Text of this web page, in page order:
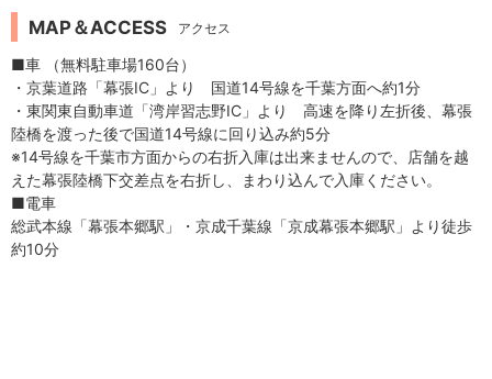
MAP＆ACCESS アクセス
■車 （無料駐車場160台）
・京葉道路「幕張IC」より 国道14号線を千葉方面へ約1分
・東関東自動車道「湾岸習志野IC」より 高速を降り左折後、幕張
陸橋を渡った後で国道14号線に回り込み約5分
※14号線を千葉市方面からの右折入庫は出来ませんので、店舗を越
えた幕張陸橋下交差点を右折し、まわり込んで入庫ください。
■電車
総武本線「幕張本郷駅」・京成千葉線「京成幕張本郷駅」より徒歩
約10分